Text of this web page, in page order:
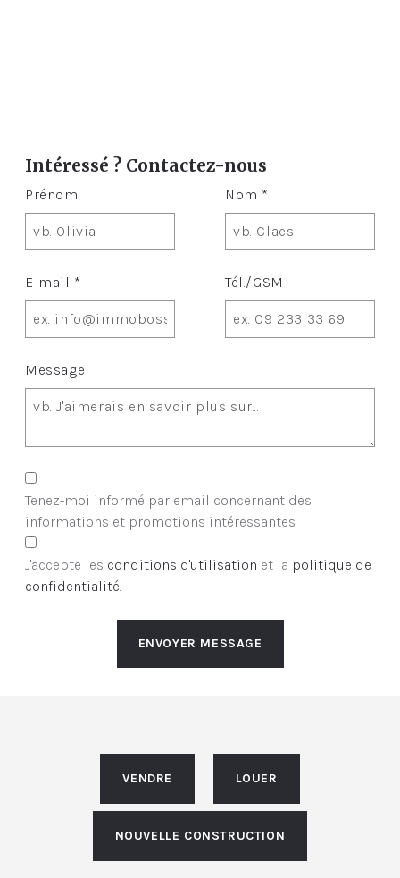
Intéressé ? Contactez-nous
Prénom Nom *
E-mail * Tél./GSM
Message
Tenez-moi informé par email concernant des
informations et promotions intéressantes.
J'accepte les conditions d'utilisation et la politique de
confidentialité.
ENVOYER MESSAGE
VENDRE LOUER
NOUVELLE CONSTRUCTION